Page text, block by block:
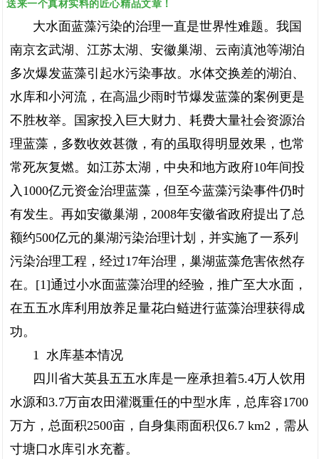
送来一个真材实料的匠心精品文章！
大水面蓝藻污染的治理一直是世界性难题。我国
南京玄武湖、江苏太湖、安徽巢湖、云南滇池等湖泊
多次爆发蓝藻引起水污染事故。水体交换差的湖泊、
水库和小河流，在高温少雨时节爆发蓝藻的案例更是
不胜枚举。国家投入巨大财力、耗费大量社会资源治
理蓝藻，多数收效甚微，有的虽取得明显效果，也常
常死灰复燃。如江苏太湖，中央和地方政府10年间投
入1000亿元资金治理蓝藻，但至今蓝藻污染事件仍时
有发生。再如安徽巢湖，2008年安徽省政府提出了总
额约500亿元的巢湖污染治理计划，并实施了一系列
污染治理工程，经过17年治理，巢湖蓝藻危害依然存
在。[1]通过小水面蓝藻治理的经验，推广至大水面，
在五五水库利用放养足量花白鲢进行蓝藻治理获得成
功。
1 水库基本情况
四川省大英县五五水库是一座承担着5.4万人饮用
水源和3.7万亩农田灌溉重任的中型水库，总库容1700
万方，总面积2500亩，自身集雨面积仅6.7 km2，需从
寸塘口水库引水充蓄。